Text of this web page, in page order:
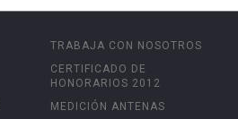
TRABAJA CON NOSOTROS
CERTIFICADO DE
HONORARIOS 2012
MEDICIÓN ANTENAS